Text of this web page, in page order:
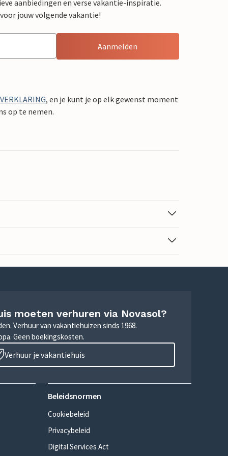
aanbiedingen en verse vakantie-inspiratie.
jouw volgende vakantie!
Aanmelden
, en je kunt je op elk gewenst moment
op te nemen.
moeten verhuren via Novasol?
Verhuur van vakantiehuizen sinds 1968.
Geen boekingskosten.
Verhuur je vakantiehuis
Beleidsnormen
Cookiebeleid
Privacybeleid
Digital Services Act